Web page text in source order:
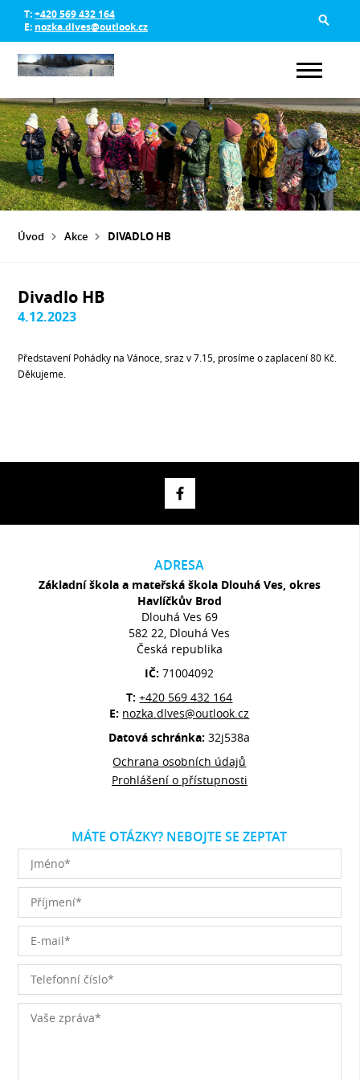
T:+420 569 432 164
E: nozka.dlves@outlook.cz
Úvod Akce DIVADLO HB
Divadlo HB
4.12.2023
Představení Pohádky na Vánoce, sraz v 7.15, prosíme o zaplacení 80 Kč.
Děkujeme.
ADRESA
Základní škola a mateřská škola Dlouhá Ves, okres
Havlíčkův Brod
Dlouhá Ves 69
582 22, Dlouhá Ves
Česká republika
IČ:71004092
T:+420 569 432 164
E: nozka.dlves@outlook.cz
Datová schránka:32j538a
Ochrana osobních údajů
Prohlášení o přístupnosti
MÁTE OTÁZKY? NEBOJTE SE ZEPTAT